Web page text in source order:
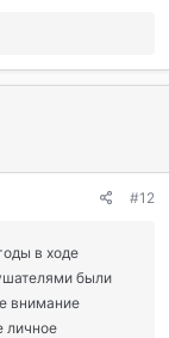
#12
в ходе
были
внимание
личное